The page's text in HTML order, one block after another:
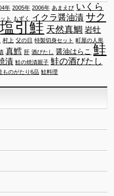
年 2005年 2006年 あまえび いくら
ト もずく イクラ醤油漬 サク
塩引鮭 天然真鯛 岩牡
村上 父の日 特製切身セット 町屋の人形
真鱈 肝 酒びたし 醤油はらこ 鮭
漬 鮭の焼漬親子 鮭の酒びたし
ものがたり6品 鮭料理